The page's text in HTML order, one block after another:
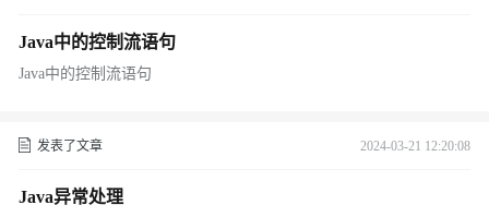
Java中的控制流语句
Java中的控制流语句
发表了文章 2024-03-21 12:20:08
Java异常处理